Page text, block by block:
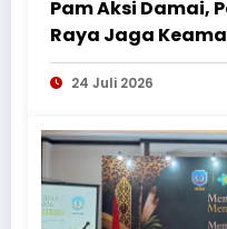
Pam Aksi Damai,
Raya Jaga
Aspirasi
Nusantara
24 Juli 2026